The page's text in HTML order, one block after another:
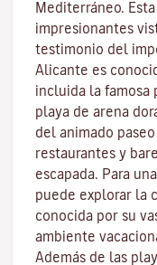
Mediterráneo.
impresionantes
testimonio del
Alicante es
incluida la famosa
playa de arena
del animado
restaurantes y
escapada. Para
puede explorar la
conocida por su
ambiente
Además de las